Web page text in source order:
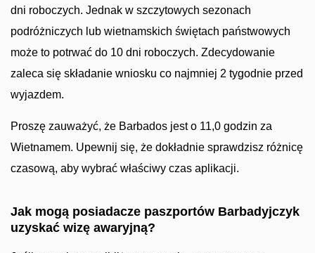
dni roboczych. Jednak w szczytowych sezonach
podróżniczych lub wietnamskich świętach państwowych
może to potrwać do 10 dni roboczych. Zdecydowanie
zaleca się składanie wniosku co najmniej 2 tygodnie przed
wyjazdem.
Proszę zauważyć, że Barbados jest o 11,0 godzin za
Wietnamem. Upewnij się, że dokładnie sprawdzisz różnicę
czasową, aby wybrać właściwy czas aplikacji.
Jak mogą posiadacze paszportów Barbadyjczyk
uzyskać wizę awaryjną?